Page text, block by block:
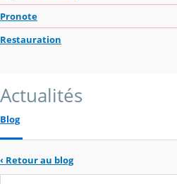
Pronote
Restauration
Actualités
Blog
‹ Retour au blog